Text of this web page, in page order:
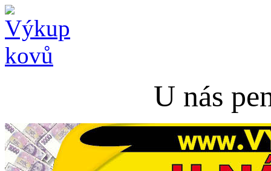
U nás